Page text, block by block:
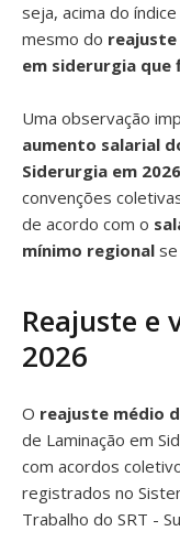
seja, acima do
mesmo do
em siderurgia que
Uma observação
aumento salarial
Siderurgia em 2026
convenções
de acordo com o
mínimo regional
Reajuste e
2026
O reajuste médio
de Laminação em
com acordos
registrados no
Trabalho do SRT -